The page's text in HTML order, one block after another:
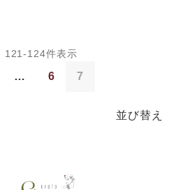
並び替え
121-124件表示
… 6 7